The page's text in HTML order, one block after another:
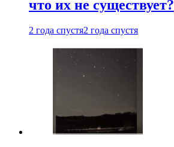
что их не существует?
2 года спустя2 года спустя